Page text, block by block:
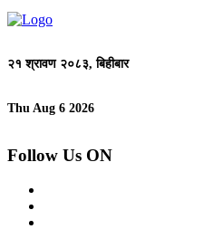
२१ श्रावण २०८३, बिहीबार
Thu Aug 6 2026
Follow Us ON